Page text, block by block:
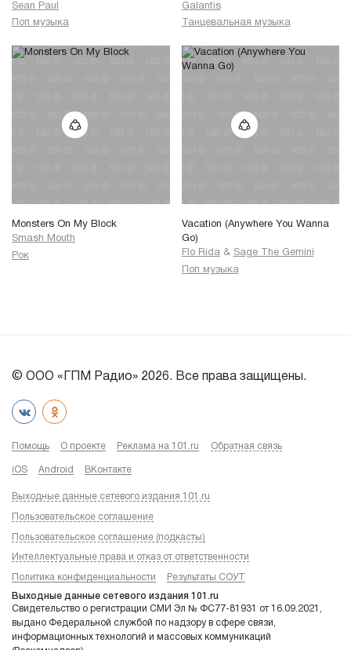
Sean Paul
Поп музыка
Galantis
Танцевальная музыка
Monsters On My Block
Smash Mouth
Рок
Vacation (Anywhere You Wanna
Go)
Flo Rida & Sage The Gemini
Поп музыка
© ООО «ГПМ Радио» 2026. Все права защищены.
Помощь О проекте Реклама на 101.ru Обратная связь
iOS Android ВКонтакте
Выходные данные сетевого издания 101.ru
Пользовательское соглашение
Пользовательское соглашение (подкасты)
Интеллектуальные права и отказ от ответственности
Политика конфиденциальности Результаты СОУТ
Выходные данные сетевого издания 101.ru
Свидетельство о регистрации СМИ Эл № ФС77-81931 от 16.09.2021,
выдано Федеральной службой по надзору в сфере связи,
информационных технологий и массовых коммуникаций